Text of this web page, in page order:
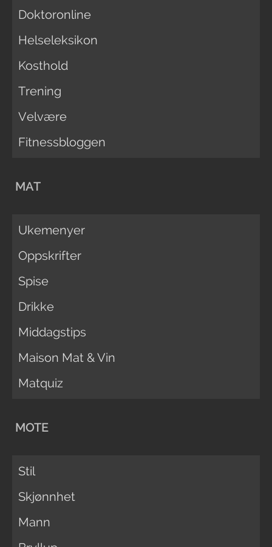
Doktoronline
Helseleksikon
Kosthold
Trening
Velvære
Fitnessbloggen
MAT
Ukemenyer
Oppskrifter
Spise
Drikke
Middagstips
Maison Mat & Vin
Matquiz
MOTE
Stil
Skjønnhet
Mann